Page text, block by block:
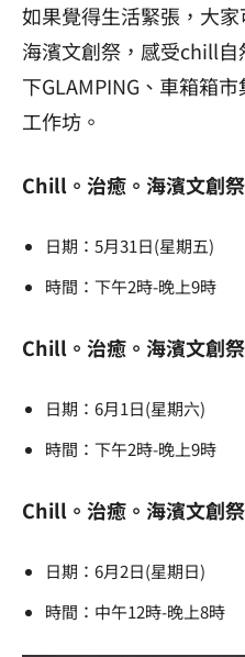
如果覺得生活緊張，大
海濱文創祭，感受chill
下GLAMPING、車箱箱
工作坊。
Chill。治癒。海濱文創
日期：5月31日(星期五)
時間：下午2時-晚上9時
Chill。治癒。海濱文創
日期：6月1日(星期六)
時間：下午2時-晚上9時
Chill。治癒。海濱文創
日期：6月2日(星期日)
時間：中午12時-晚上8時